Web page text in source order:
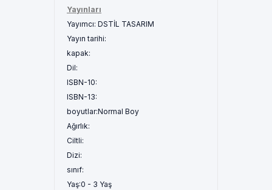
Yayınları
Yayımcı: DSTİL TASARIM
Yayın tarihi:
kapak:
Dil:
ISBN-10:
ISBN-13:
boyutlar:Normal Boy
Ağırlık:
Ciltli:
Dizi:
sınıf:
Yaş:0 - 3 Yaş